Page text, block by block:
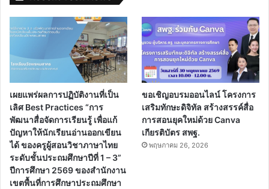
เผยแพร่ผลการปฏิบัติงานที่เป็น
เลิศ Best Practices “การ
พัฒนาสื่อจัดการเรียนรู้ เพื่อแก้
ปัญหาให้นักเรียนอ่านออกเขียน
ได้ ของครูผู้สอนวิชาภาษาไทย
ระดับชั้นประถมศึกษาปีที่ 1 – 3”
ปีการศึกษา 2569 ของสำนักงาน
เขตพื้นที่การศึกษาประถมศึกษา
ขอเชิญอบรมออนไลน์ โครงการ
เสริมทักษะดิจิทัล สร้างสรรค์สื่อ
การสอนยุคใหม่ด้วย Canva
เกียรติบัตร สพฐ.
พฤษภาคม 26, 2026